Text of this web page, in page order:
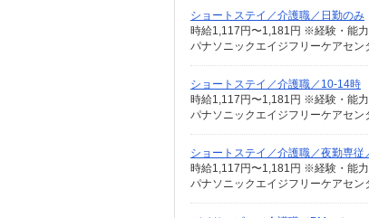
ショートステイ／介護職／日勤のみ
時給1,117円〜1,181円 ※経験・能
パナソニックエイジフリーケアセ
ショートステイ／介護職／10-14時
時給1,117円〜1,181円 ※経験・能
パナソニックエイジフリーケアセ
ショートステイ／介護職／夜勤専従
パナソニックエイジフリーケアセ